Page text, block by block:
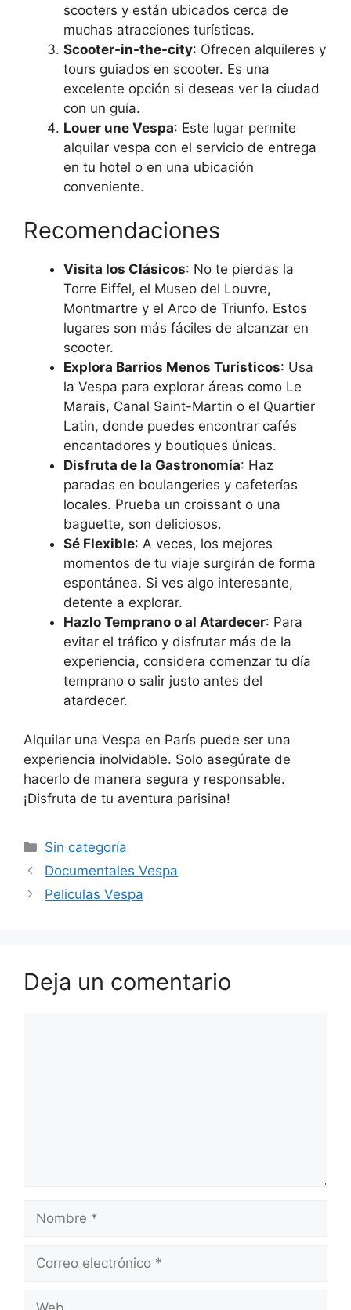
scooters y están ubicados cerca de
muchas atracciones turísticas.
Scooter-in-the-city: Ofrecen alquileres y
tours guiados en scooter. Es una
excelente opción si deseas ver la ciudad
con un guía.
Louer une Vespa: Este lugar permite
alquilar vespa con el servicio de entrega
en tu hotel o en una ubicación
conveniente.
Recomendaciones
Visita los Clásicos: No te pierdas la
Torre Eiffel, el Museo del Louvre,
Montmartre y el Arco de Triunfo. Estos
lugares son más fáciles de alcanzar en
scooter.
Explora Barrios Menos Turísticos: Usa
la Vespa para explorar áreas como Le
Marais, Canal Saint-Martin o el Quartier
Latin, donde puedes encontrar cafés
encantadores y boutiques únicas.
Disfruta de la Gastronomía: Haz
paradas en boulangeries y cafeterías
locales. Prueba un croissant o una
baguette, son deliciosos.
Sé Flexible: A veces, los mejores
momentos de tu viaje surgirán de forma
espontánea. Si ves algo interesante,
detente a explorar.
Hazlo Temprano o al Atardecer: Para
evitar el tráfico y disfrutar más de la
experiencia, considera comenzar tu día
temprano o salir justo antes del
atardecer.
Alquilar una Vespa en París puede ser una
experiencia inolvidable. Solo asegúrate de
hacerlo de manera segura y responsable.
¡Disfruta de tu aventura parisina!
Categorías
Sin categoría
Documentales Vespa
Peliculas Vespa
Deja un comentario
Nombre
Correo
Web